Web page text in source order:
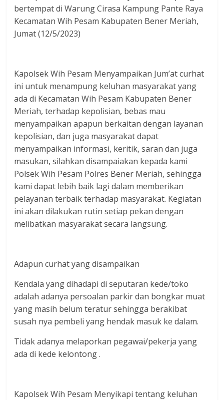
bertempat di Warung Cirasa Kampung Pante Raya
Kecamatan Wih Pesam Kabupaten Bener Meriah,
Jumat (12/5/2023)
Kapolsek Wih Pesam Menyampaikan Jum’at curhat
ini untuk menampung keluhan masyarakat yang
ada di Kecamatan Wih Pesam Kabupaten Bener
Meriah, terhadap kepolisian, bebas mau
menyampaikan apapun berkaitan dengan layanan
kepolisian, dan juga masyarakat dapat
menyampaikan informasi, keritik, saran dan juga
masukan, silahkan disampaiakan kepada kami
Polsek Wih Pesam Polres Bener Meriah, sehingga
kami dapat lebih baik lagi dalam memberikan
pelayanan terbaik terhadap masyarakat. Kegiatan
ini akan dilakukan rutin setiap pekan dengan
melibatkan masyarakat secara langsung.
Adapun curhat yang disampaikan
Kendala yang dihadapi di seputaran kede/toko
adalah adanya persoalan parkir dan bongkar muat
yang masih belum teratur sehingga berakibat
susah nya pembeli yang hendak masuk ke dalam.
Tidak adanya melaporkan pegawai/pekerja yang
ada di kede kelontong .
Kapolsek Wih Pesam Menyikapi tentang keluhan